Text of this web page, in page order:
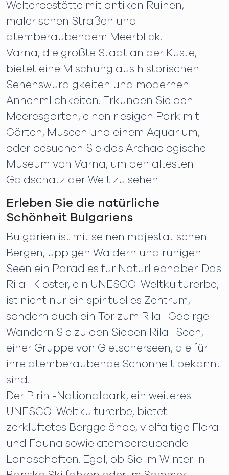
Welterbestätte mit antiken Ruinen,
malerischen Straßen und
atemberaubendem Meerblick.
Varna, die größte Stadt an der Küste,
bietet eine Mischung aus historischen
Sehenswürdigkeiten und modernen
Annehmlichkeiten. Erkunden Sie den
Meeresgarten, einen riesigen Park mit
Gärten, Museen und einem Aquarium,
oder besuchen Sie das Archäologische
Museum von Varna, um den ältesten
Goldschatz der Welt zu sehen.
Erleben Sie die natürliche
Schönheit Bulgariens
Bulgarien ist mit seinen majestätischen
Bergen, üppigen Wäldern und ruhigen
Seen ein Paradies für Naturliebhaber. Das
Rila -Kloster, ein UNESCO-Weltkulturerbe,
ist nicht nur ein spirituelles Zentrum,
sondern auch ein Tor zum Rila- Gebirge.
Wandern Sie zu den Sieben Rila- Seen,
einer Gruppe von Gletscherseen, die für
ihre atemberaubende Schönheit bekannt
sind.
Der Pirin -Nationalpark, ein weiteres
UNESCO-Weltkulturerbe, bietet
zerklüftetes Berggelände, vielfältige Flora
und Fauna sowie atemberaubende
Landschaften. Egal, ob Sie im Winter in